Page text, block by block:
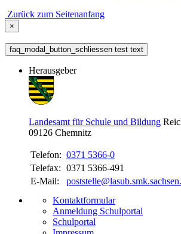
Zurück zum Seitenanfang
×
faq_modal_button_schliessen test text
Herausgeber
Landesamt für Schule und Bildung
09126 Chemnitz
Telefon: 0371 5366-0
Telefax: 0371 5366-491
E-Mail:
Kontaktformular
Anmeldung Schulportal
Schulportal